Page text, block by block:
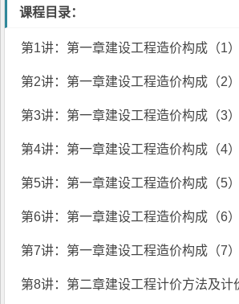
课程目录：
第1讲：第一章建设工程造价构成（1）
第2讲：第一章建设工程造价构成（2）
第3讲：第一章建设工程造价构成（3）
第4讲：第一章建设工程造价构成（4）
第5讲：第一章建设工程造价构成（5）
第6讲：第一章建设工程造价构成（6）
第7讲：第一章建设工程造价构成（7）
第8讲：第二章建设工程计价方法及计